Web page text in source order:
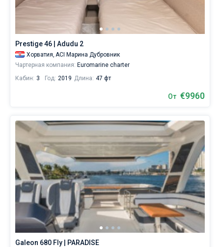
хостес/
повара)
услугой
бербоут
чартера
яхт
лично
управлять
каталоге
аренду
Sailica
найдете
Prestige 46 | Adudu 2
Хорватия, ACI Марина Дубровник
Чартерная компания: Euromarine charter
Кабин: 3 Год: 2019 Длина: 47 фт
От €9960
Galeon 680 Fly | PARADISE
Без шкипера
Показать(13)